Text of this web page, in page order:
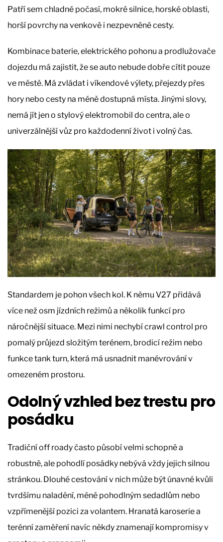
Patří sem chladné počasí, mokré silnice, horské oblasti,
horší povrchy na venkově i nezpevněné cesty.
Kombinace baterie, elektrického pohonu a prodlužovače
dojezdu má zajistit, že se auto nebude dobře cítit pouze
ve městě. Má zvládat i víkendové výlety, přejezdy přes
hory nebo cesty na méně dostupná místa. Jinými slovy,
nemá jít jen o stylový elektromobil do centra, ale o
univerzálnější vůz pro každodenní život i volný čas.
Standardem je pohon všech kol. K němu V27 přidává
více než osm jízdních režimů a několik funkcí pro
náročnější situace. Mezi nimi nechybí crawl control pro
pomalý průjezd složitým terénem, brodicí režim nebo
funkce tank turn, která má usnadnit manévrování v
omezeném prostoru.
Odolný vzhled bez trestu pro
posádku
Tradiční off roady často působí velmi schopně a
robustně, ale pohodlí posádky nebývá vždy jejich silnou
stránkou. Dlouhé cestování v nich může být únavné kvůli
tvrdšímu naladění, méně pohodlným sedadlům nebo
vzpřímenější pozici za volantem. Hranatá karoserie a
terénní zaměření navíc někdy znamenají kompromisy v